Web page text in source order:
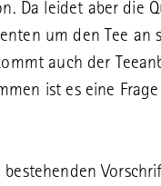
Da leidet aber die
um den Tee an
auch der
ist es eine Frage